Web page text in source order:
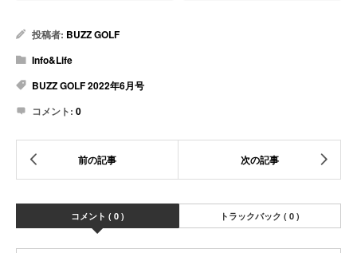
投稿者: BUZZ GOLF
Info&Life
BUZZ GOLF 2022年6月号
コメント: 0
コメント ( 0 ) トラックバック ( 0 )